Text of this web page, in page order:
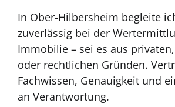
In Ober-Hilbersheim begleite
zuverlässig bei der
Immobilie – sei es aus
oder rechtlichen Gründen.
Fachwissen, Genauigkeit und
an Verantwortung.